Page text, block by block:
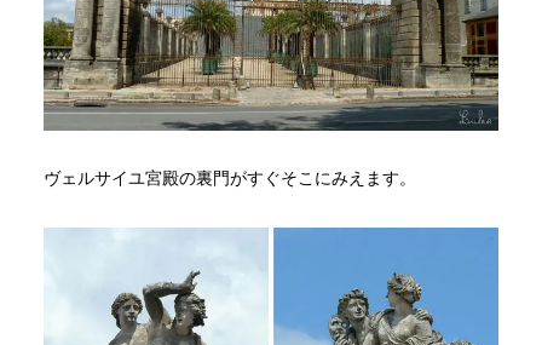
ヴェルサイユ宮殿の裏門がすぐそこにみえます。